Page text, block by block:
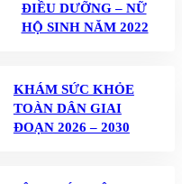
ĐIỀU DƯỠNG – NỮ
HỘ SINH NĂM 2022
KHÁM SỨC KHỎE
TOÀN DÂN GIAI
ĐOẠN 2026 – 2030